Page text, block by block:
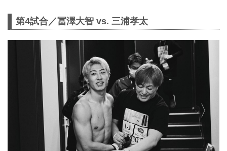
第4試合／冨澤大智 vs. 三浦孝太